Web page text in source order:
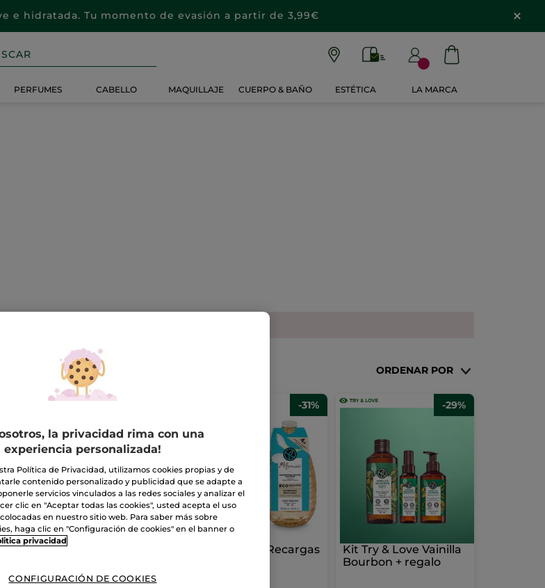
e hidratada. Tu momento de evasión a partir de 3,99€
PERFUMES CABELLO MAQUILLAJE CUERPO & BAÑO ESTÉTICA LA MARCA
similares
ORDENAR POR
Kit Capilar
Love
-31%
Kit de 2 Eco-Recargas
-29%
Kit Try & Love Vainilla
Bourbon + regalo
la privacidad rima con una
experiencia personalizada!
Política de Privacidad, utilizamos cookies propias y de
contenido personalizado y publicidad que se adapte a
servicios vinculados a las redes sociales y analizar el
clic en "Aceptar todas las cookies", usted acepta el uso
en nuestro sitio web. Para saber más sobre
haga clic en "Configuración de cookies" en el banner o
privacidad
CONFIGURACIÓN DE COOKIES